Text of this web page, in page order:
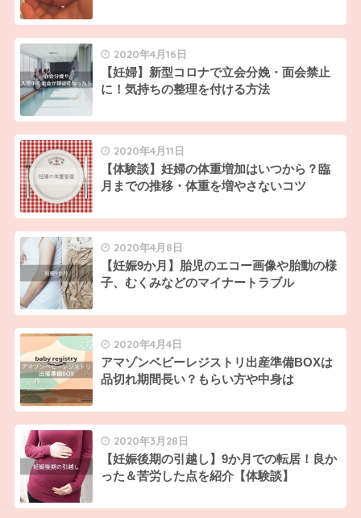
2020年4月16日
【妊婦】新型コロナで立会分娩・面会禁止
に！気持ちの整理を付ける方法
2020年4月11日
【体験談】妊婦の体重増加はいつから？臨
月までの推移・体重を増やさないコツ
2020年4月8日
【妊娠9か月】胎児のエコー画像や胎動の様
子、むくみなどのマイナートラブル
2020年4月4日
アマゾンベビーレジストリ出産準備BOXは
品切れ期間長い？もらい方や中身は
2020年3月28日
【妊娠後期の引越し】9か月での転居！良か
った＆苦労した点を紹介【体験談】